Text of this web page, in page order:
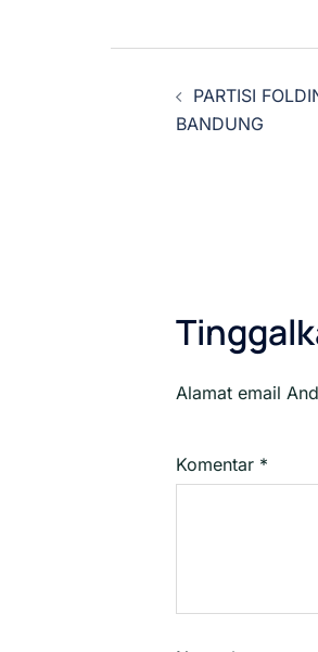
Navigasi
Tulisan
PARTISI
BANDUNG
Alamat email
Komentar *